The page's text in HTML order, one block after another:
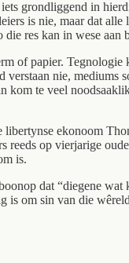
grondliggend in
is nie, maar dat
res kan in wese
of papier.
nie, mediums
kom te veel
ekonoom
op vierjarige
is.
dat “diegene wat
is om sin van die